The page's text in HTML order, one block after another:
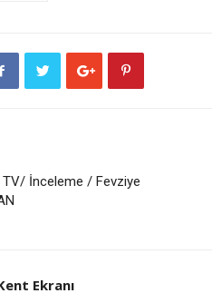
TV/ İnceleme / Fevziye
Ekranı